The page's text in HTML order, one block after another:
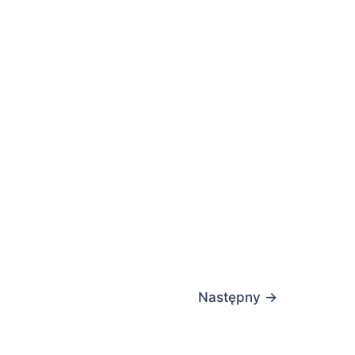
Następny →